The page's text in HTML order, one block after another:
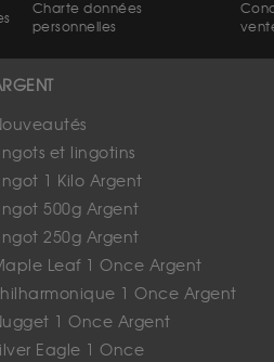
Charte données
personnelles
et lingotins
1 Kilo Argent
500g Argent
250g Argent
Leaf 1 Once Argent
1 Once Argent
1 Once Argent
Eagle 1 Once